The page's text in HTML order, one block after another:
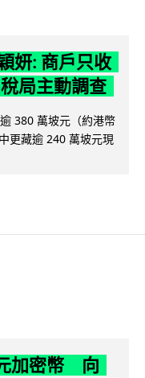
妍: 商戶只收
局主動調查
380 萬坡元（約港幣
更藏逾 240 萬坡元現
加密幣 向